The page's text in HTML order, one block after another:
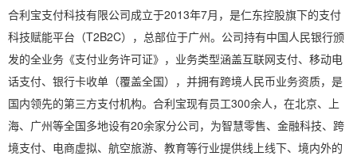
合利宝支付科技有限公司成立于2013年7月，是仁东控股旗下的支付
科技赋能平台（T2B2C），总部位于广州。公司持有中国人民银行颁
发的全业务《支付业务许可证》，业务类型涵盖互联网支付、移动电
话支付、银行卡收单（覆盖全国），并拥有跨境人民币业务资质，是
国内领先的第三方支付机构。合利宝现有员工300余人，在北京、上
海、广州等全国多地设有20余家分公司，为智慧零售、金融科技、跨
境支付、电商虚拟、航空旅游、教育等行业提供线上线下、境内外的